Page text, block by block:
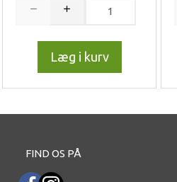
Læg i kurv
FIND OS PÅ